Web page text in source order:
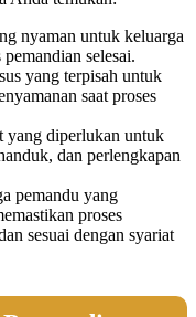
nyaman untuk keluarga
selesai.
yang terpisah untuk
saat proses
yang diperlukan untuk
dan perlengkapan
pemandu yang
proses
sesuai dengan syariat